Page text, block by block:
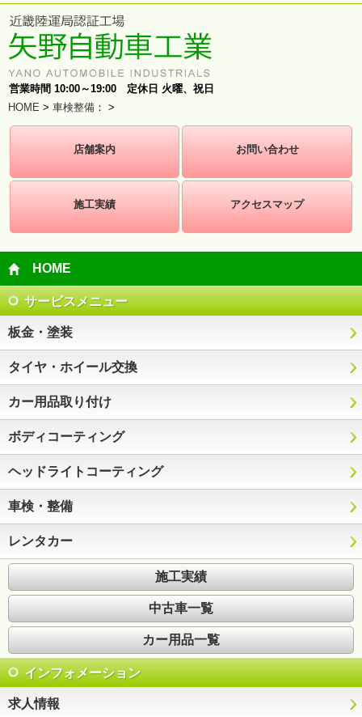
営業時間 10:00～19:00 定休日 火曜、祝日
HOME > 車検整備 ： >
店舗案内 お問い合わせ
施工実績 アクセスマップ
HOME
サービスメニュー
板金・塗装
タイヤ・ホイール交換
カー用品取り付け
ボディコーティング
ヘッドライトコーティング
車検・整備
レンタカー
施工実績
中古車一覧
カー用品一覧
インフォメーション
求人情報